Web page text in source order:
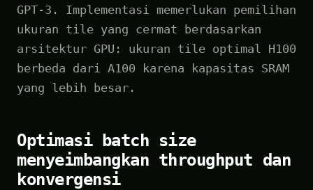
GPT-3. Implementasi memerlukan pemilihan
ukuran tile yang cermat berdasarkan
arsitektur GPU: ukuran tile optimal H100
berbeda dari A100 karena kapasitas SRAM
yang lebih besar.
Optimasi batch size
menyeimbangkan throughput dan
konvergensi